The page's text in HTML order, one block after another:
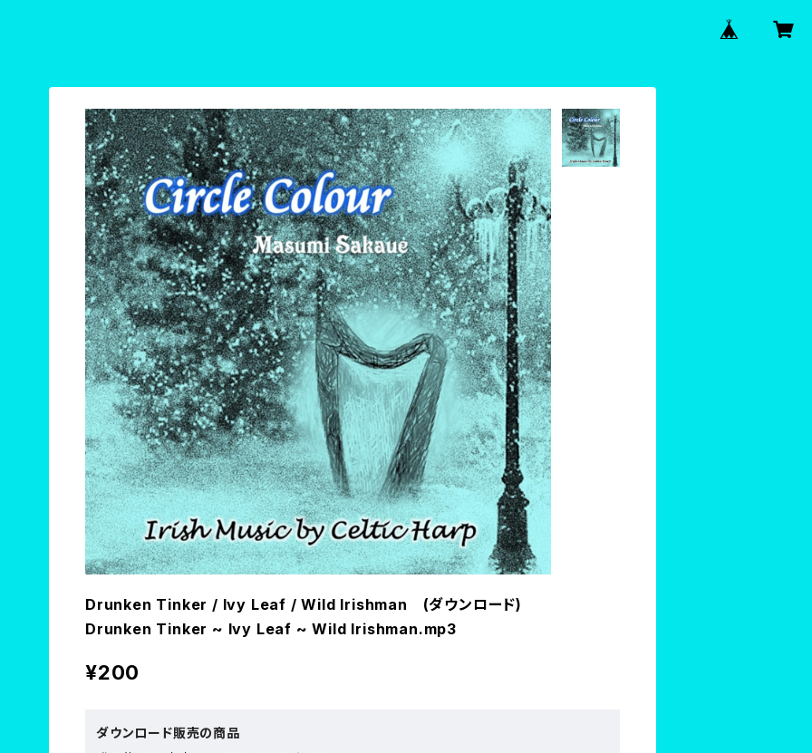
Drunken Tinker / Ivy Leaf / Wild Irishman (ダウンロード)
Drunken Tinker ~ Ivy Leaf ~ Wild Irishman.mp3
¥200
ダウンロード販売の商品